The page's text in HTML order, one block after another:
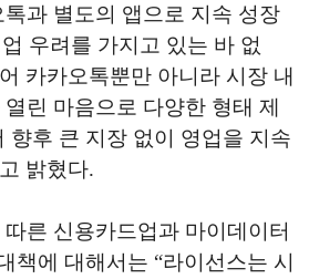
과 별도의 앱으로 지속 성장
우려를 가지고 있는 바 없
카카오톡뿐만 아니라 시장 내
린 마음으로 다양한 형태 제
향후 큰 지장 없이 영업을 지속
밝혔다.
른 신용카드업과 마이데이터
책에 대해서는 “라이선스는 시